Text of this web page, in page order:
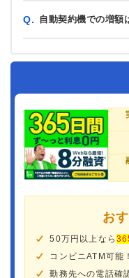
Q. 自動契約機での増額
お
50万円以上なら
コンビニATM可能！
勤務先への電話確